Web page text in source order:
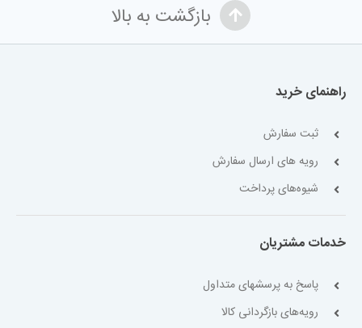
بازگشت به بالا
راهنمای خرید
ثبت سفارش
رویه های ارسال سفارش
شیوه‌های پرداخت
خدمات مشتریان
پاسخ به پرسشهای متداول
رویه‌های بازگردانی کالا